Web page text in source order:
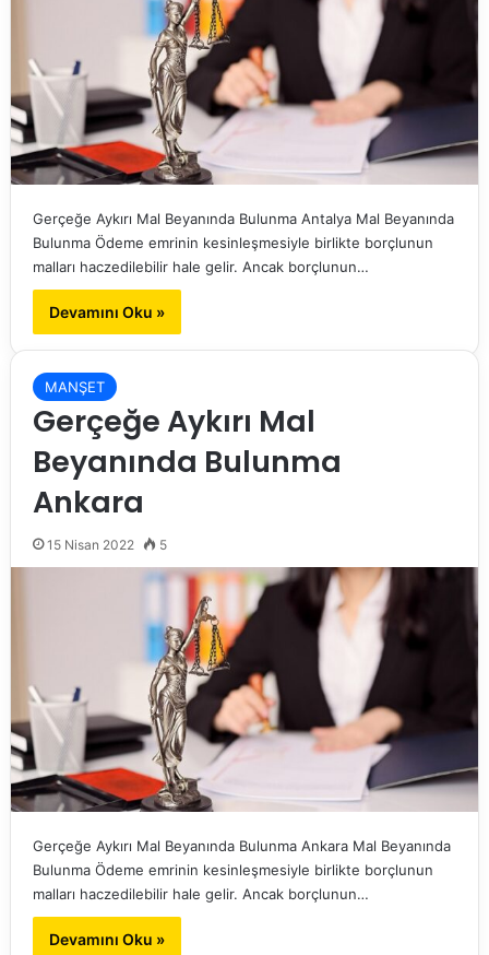
Gerçeğe Aykırı Mal Beyanında Bulunma Antalya Mal Beyanında
Bulunma Ödeme emrinin kesinleşmesiyle birlikte borçlunun
malları haczedilebilir hale gelir. Ancak borçlunun…
Devamını Oku »
MANŞET
Gerçeğe Aykırı Mal
Beyanında Bulunma
Ankara
15 Nisan 2022 5
Gerçeğe Aykırı Mal Beyanında Bulunma Ankara Mal Beyanında
Bulunma Ödeme emrinin kesinleşmesiyle birlikte borçlunun
malları haczedilebilir hale gelir. Ancak borçlunun…
Devamını Oku »